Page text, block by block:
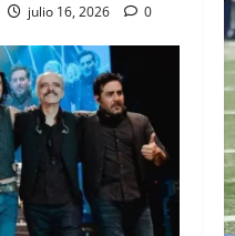
julio 16, 2026 0